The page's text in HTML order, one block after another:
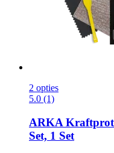
2 opties
5.0 (1)
ARKA
Set, 1 Set